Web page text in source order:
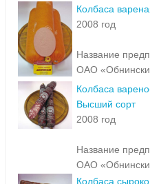
Колбаса
2008 год
Название
ОАО
Колбаса
Высший сорт
2008 год
Название
ОАО
Колбаса